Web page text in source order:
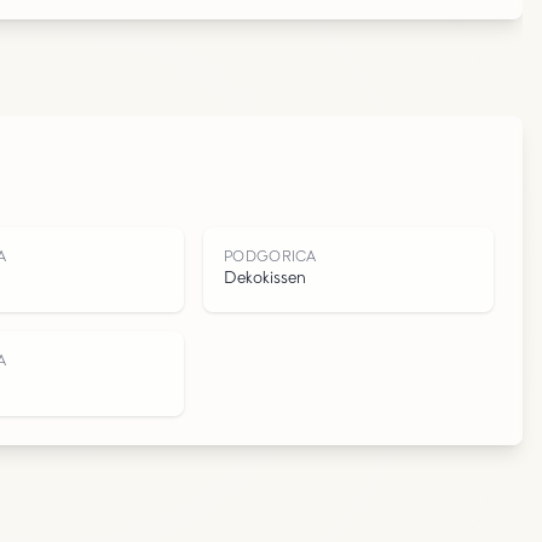
PODGORICA
Dekokissen